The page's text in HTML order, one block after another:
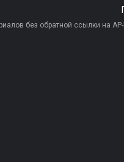
без обратной ссылки на